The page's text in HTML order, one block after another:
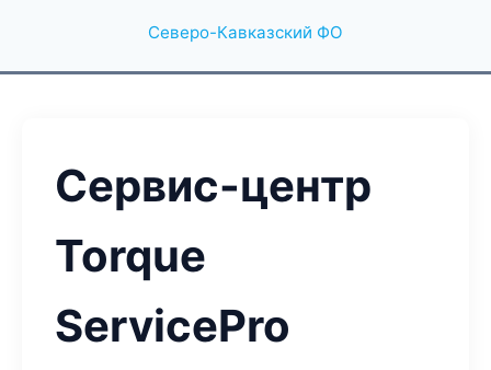
Северо-Кавказский ФО
Сервис-центр
Torque
ServicePro